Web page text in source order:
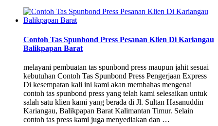
Contoh Tas Spunbond Press Pesanan Klien Di Kariangau
Balikpapan Barat
melayani pembuatan tas spunbond press maupun jahit sesuai
kebutuhan Contoh Tas Spunbond Press Pengerjaan Express
Di kesempatan kali ini kami akan membahas mengenai
contoh tas spunbond press yang telah kami selesaikan untuk
salah satu klien kami yang berada di Jl. Sultan Hasanuddin
Kariangau, Balikpapan Barat Kalimantan Timur. Selain
contoh tas press kami juga menyediakan dan …